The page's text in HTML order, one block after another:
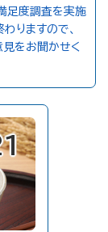
足度調査を実施
りますので、
をお聞かせく